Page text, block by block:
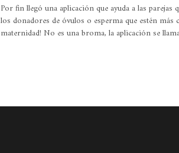
Por fin llegó una aplicación que ayuda a las
los donadores de óvulos o esperma que estén
maternidad! No es una broma, la aplicación se